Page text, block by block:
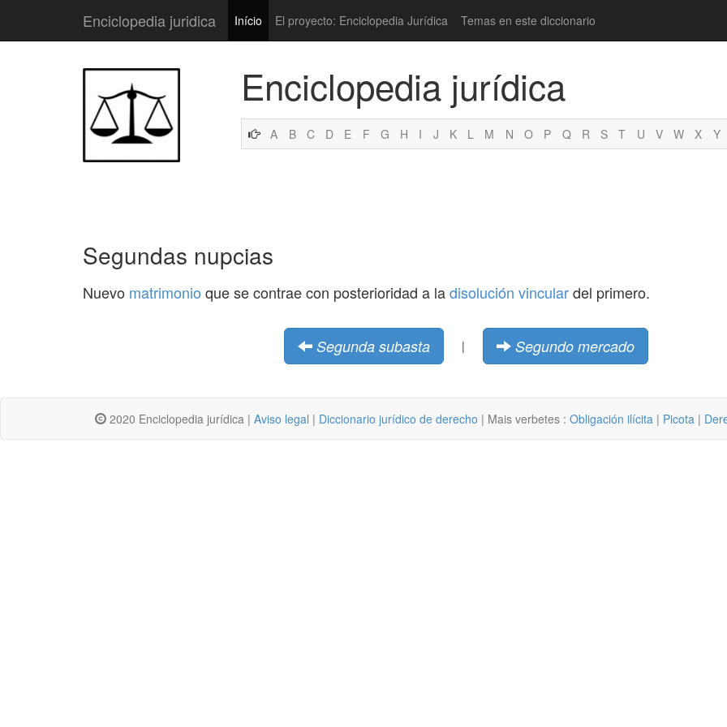
Enciclopedia juridica Início El proyecto: Enciclopedia Jurídica Temas en este diccionario
Enciclopedia jurídica
A B C D E F G H I J K L M N O P Q R S T U V W X Y
Segundas nupcias
Nuevo matrimonio que se contrae con posterioridad a ladisolución vinculardel primero.
Segunda subasta | Segundo mercado
2020 Enciclopedia jurídica | Aviso legal | Diccionario jurídico de derecho | Mais verbetes : Obligación ilícita | Picota |